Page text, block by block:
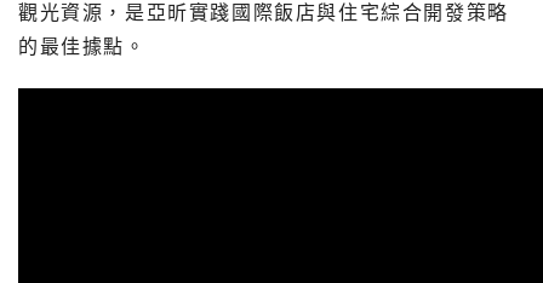
觀光資源，是亞昕實踐國際飯店與住宅綜合開發策略
的最佳據點。